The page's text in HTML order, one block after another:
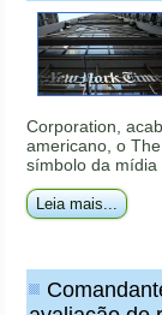
Corporation,
americano, o
símbolo da mídia
Leia mais...